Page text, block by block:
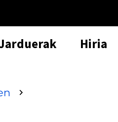
Hiria